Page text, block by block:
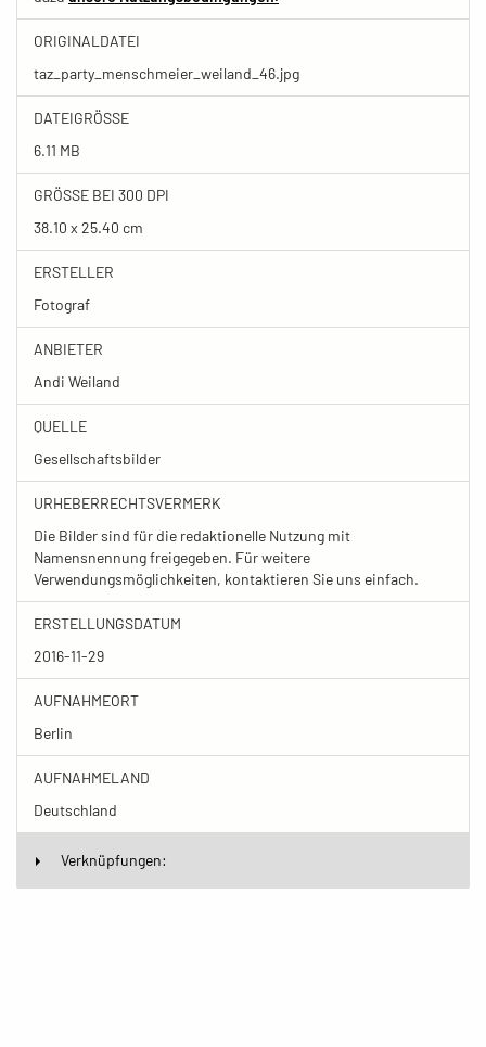
ORIGINALDATEI
taz_party_menschmeier_weiland_46.jpg
DATEIGRÖSSE
6.11 MB
GRÖSSE BEI 300 DPI
38.10 x 25.40 cm
ERSTELLER
Fotograf
ANBIETER
Andi Weiland
QUELLE
Gesellschaftsbilder
URHEBERRECHTSVERMERK
Die Bilder sind für die redaktionelle Nutzung mit
Namensnennung freigegeben. Für weitere
Verwendungsmöglichkeiten, kontaktieren Sie uns einfach.
ERSTELLUNGSDATUM
2016-11-29
AUFNAHMEORT
Berlin
AUFNAHMELAND
Deutschland
Verknüpfungen: